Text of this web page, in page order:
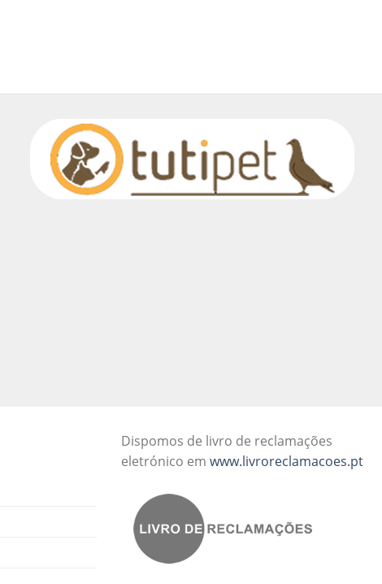
Dispomos de livro de reclamações
eletrónico em www.livroreclamacoes.pt